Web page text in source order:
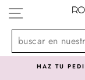
directamente
contenido
HAZ TU